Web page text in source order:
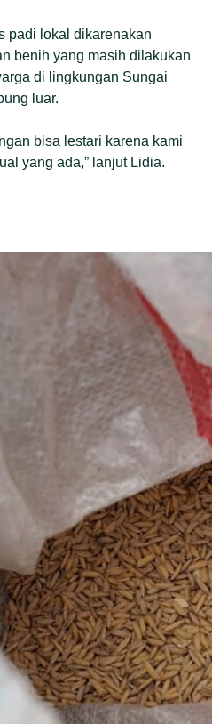
padi lokal dikarenakan
benih yang masih dilakukan
di lingkungan Sungai
luar.
bisa lestari karena kami
yang ada,” lanjut Lidia.